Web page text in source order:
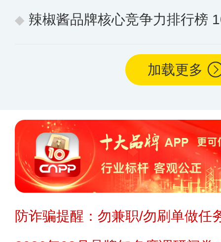
辣椒酱品牌核心竞争力排行榜 10个
加载更多
防诈骗提醒：勿兼职/勿刷单做任